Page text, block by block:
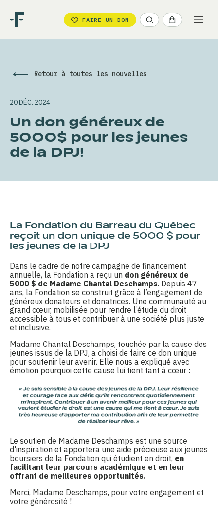
FAIRE UN DON
Retour à toutes les nouvelles
20 DÉC. 2024
Un don généreux de
5000$ pour les jeunes
de la DPJ!
La Fondation du Barreau du Québec
reçoit un don unique de 5000 $ pour
les jeunes de la DPJ
Dans le cadre de notre campagne de financement
annuelle, la Fondation a reçu un don généreux de
5000 $ de Madame Chantal Deschamps. Depuis 47
ans, la Fondation se construit grâce à l’engagement de
généreux donateurs et donatrices. Une communauté au
grand cœur, mobilisée pour rendre l’étude du droit
accessible à tous et contribuer à une société plus juste
et inclusive.
Madame Chantal Deschamps, touchée par la cause des
jeunes issus de la DPJ, a choisi de faire ce don unique
pour soutenir leur avenir. Elle nous a expliqué avec
émotion pourquoi cette cause lui tient tant à cœur :
Le soutien de Madame Deschamps est une source
d'inspiration et apportera une aide précieuse aux jeunes
boursiers de la Fondation qui étudient en droit, en
facilitant leur parcours académique et en leur
offrant de meilleures opportunités.
Merci, Madame Deschamps, pour votre engagement et
votre générosité !